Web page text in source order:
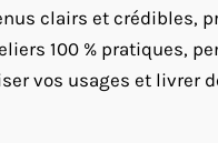
clairs et crédibles,
100 % pratiques,
vos usages et livrer